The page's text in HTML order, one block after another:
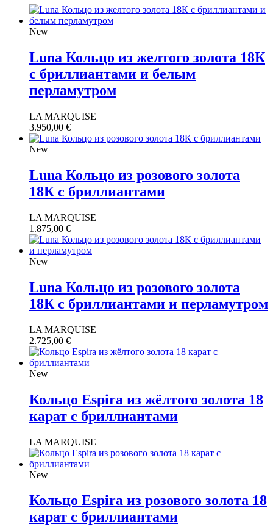
New
Luna Кольцо из желтого золота 18К
с бриллиантами и белым
перламутром
LA MARQUISE
3.950,00 €
New
Luna Кольцо из розового золота
18К с бриллиантами
LA MARQUISE
1.875,00 €
New
Luna Кольцо из розового золота
18К с бриллиантами и перламутром
LA MARQUISE
2.725,00 €
New
Кольцо Espira из жёлтого золота 18
карат с бриллиантами
LA MARQUISE
New
Кольцо Espira из розового золота 18
карат с бриллиантами